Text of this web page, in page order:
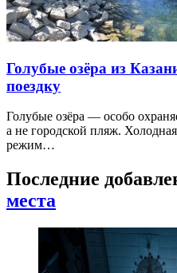
Голубые озёра из
поездку
Голубые озёра — особо
а не городской пляж.
режим…
Последние
места